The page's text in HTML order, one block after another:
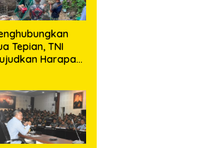
Tepian, TNI
Harapan
Menaula